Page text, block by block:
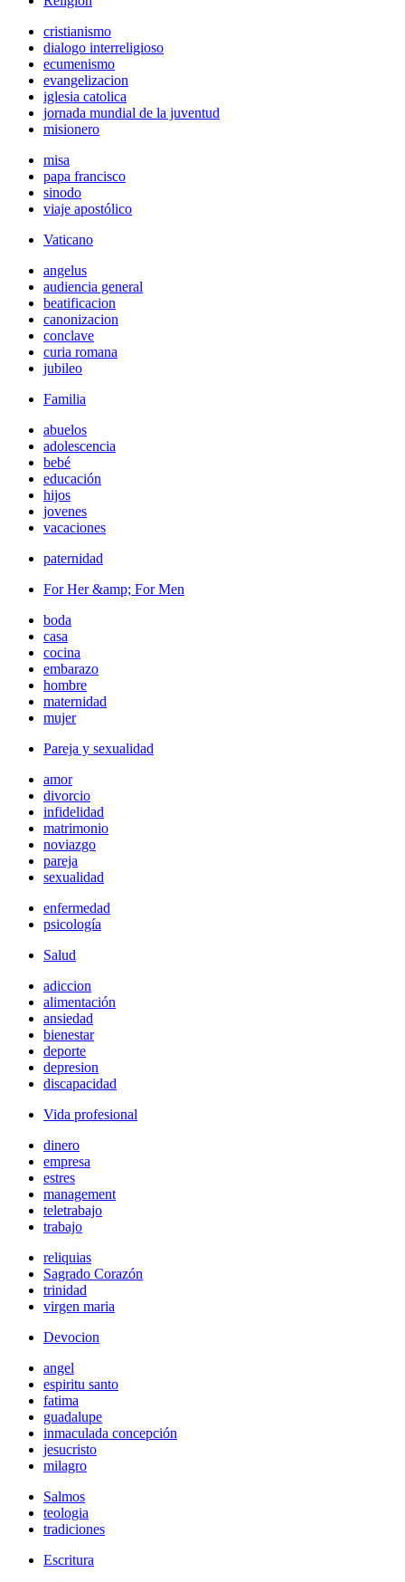
cristianismo
dialogo interreligioso
ecumenismo
evangelizacion
iglesia catolica
jornada mundial de la juventud
misionero
misa
papa francisco
sinodo
viaje apostólico
Vaticano
angelus
audiencia general
beatificacion
canonizacion
conclave
curia romana
jubileo
Familia
abuelos
adolescencia
bebé
educación
hijos
jovenes
vacaciones
paternidad
For Her &amp; For Men
boda
casa
cocina
embarazo
hombre
maternidad
mujer
Pareja y sexualidad
amor
divorcio
infidelidad
matrimonio
noviazgo
pareja
sexualidad
enfermedad
psicología
Salud
adiccion
alimentación
ansiedad
bienestar
deporte
depresion
discapacidad
Vida profesional
dinero
empresa
estres
management
teletrabajo
trabajo
reliquias
Sagrado Corazón
trinidad
virgen maria
Devocion
angel
espiritu santo
fatima
guadalupe
inmaculada concepción
jesucristo
milagro
Salmos
teologia
tradiciones
Escritura